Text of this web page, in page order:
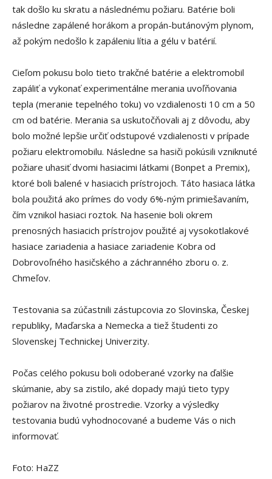
tak došlo ku skratu a následnému požiaru. Batérie boli
následne zapálené horákom a propán-butánovým plynom,
až pokým nedošlo k zapáleniu lítia a gélu v batérií.
Cieľom pokusu bolo tieto trakčné batérie a elektromobil
zapáliť a vykonať experimentálne merania uvoľňovania
tepla (meranie tepelného toku) vo vzdialenosti 10 cm a 50
cm od batérie. Merania sa uskutočňovali aj z dôvodu, aby
bolo možné lepšie určiť odstupové vzdialenosti v prípade
požiaru elektromobilu. Následne sa hasiči pokúsili vzniknuté
požiare uhasiť dvomi hasiacimi látkami (Bonpet a Premix),
ktoré boli balené v hasiacich prístrojoch. Táto hasiaca látka
bola použitá ako prímes do vody 6%-ným primiešavaním,
čím vznikol hasiaci roztok. Na hasenie boli okrem
prenosných hasiacich prístrojov použité aj vysokotlakové
hasiace zariadenia a hasiace zariadenie Kobra od
Dobrovoľného hasičského a záchranného zboru o. z.
Chmeľov.
Testovania sa zúčastnili zástupcovia zo Slovinska, Českej
republiky, Maďarska a Nemecka a tiež študenti zo
Slovenskej Technickej Univerzity.
Počas celého pokusu boli odoberané vzorky na ďalšie
skúmanie, aby sa zistilo, aké dopady majú tieto typy
požiarov na životné prostredie. Vzorky a výsledky
testovania budú vyhodnocované a budeme Vás o nich
informovať.
Foto: HaZZ